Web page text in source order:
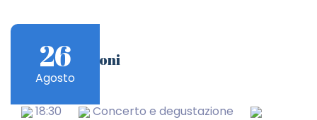
26
Agosto
Gabriel Meloni
pianoforte
18:30
Concerto e degustazione